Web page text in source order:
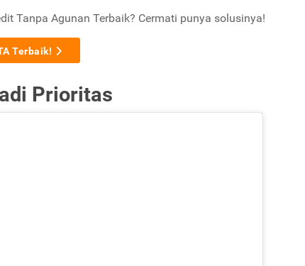
Tanpa Agunan Terbaik? Cermati punya solusinya!
Terbaik!
Prioritas